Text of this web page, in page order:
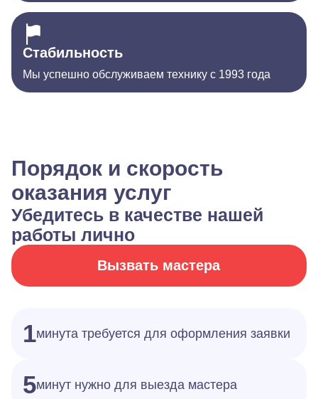
Стабильность
Мы успешно обслуживаем технику с 1993 года
Порядок и скорость
оказания услуг
Убедитесь в качестве нашей
работы лично
Вызвать мастера
1минута требуется для оформления заявки
5минут нужно для выезда мастера